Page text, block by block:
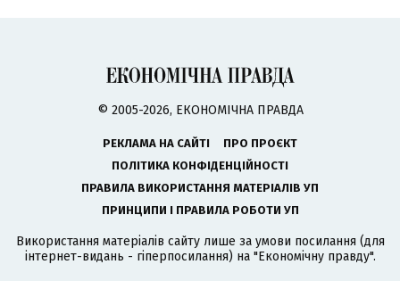
© 2005-2026, ЕКОНОМІЧНА ПРАВДА
РЕКЛАМА НА САЙТІ
ПРО ПРОЄКТ
ПОЛІТИКА КОНФІДЕНЦІЙНОСТІ
ПРАВИЛА ВИКОРИСТАННЯ МАТЕРІАЛІВ УП
ПРИНЦИПИ І ПРАВИЛА РОБОТИ УП
Використання матеріалів сайту лише за умови посилання (для
інтернет-видань - гіперпосилання) на "Економічну правду".